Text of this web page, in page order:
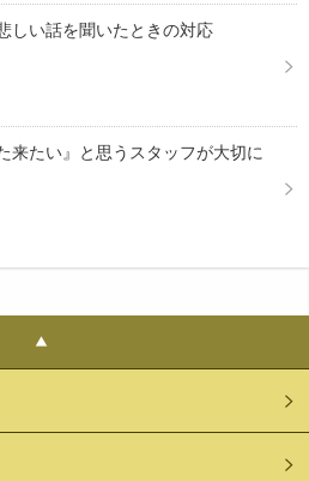
しい話を聞いたときの対応
来たい』と思うスタッフが大切に